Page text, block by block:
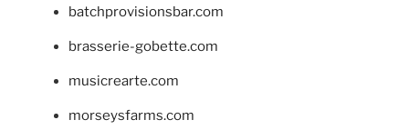
batchprovisionsbar.com
brasserie-gobette.com
musicrearte.com
morseysfarms.com